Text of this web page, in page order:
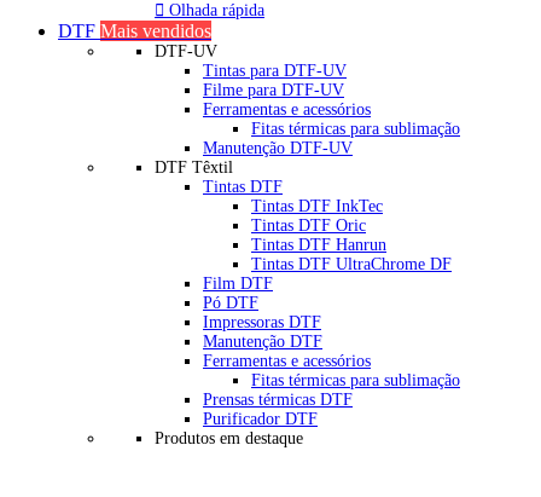
 Olhada rápida
DTF Mais vendidos
DTF-UV
Tintas para DTF-UV
Filme para DTF-UV
Ferramentas e acessórios
Fitas térmicas para sublimação
Manutenção DTF-UV
DTF Têxtil
Tintas DTF
Tintas DTF InkTec
Tintas DTF Oric
Tintas DTF Hanrun
Tintas DTF UltraChrome DF
Film DTF
Pó DTF
Impressoras DTF
Manutenção DTF
Ferramentas e acessórios
Fitas térmicas para sublimação
Prensas térmicas DTF
Purificador DTF
Produtos em destaque